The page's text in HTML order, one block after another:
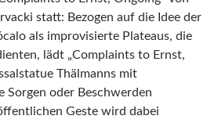
statt: Bezogen auf die Idee der
als improvisierte Plateaus, die
lädt „Complaints to Ernst,
Thälmanns mit
Sorgen oder Beschwerden
Geste wird dabei